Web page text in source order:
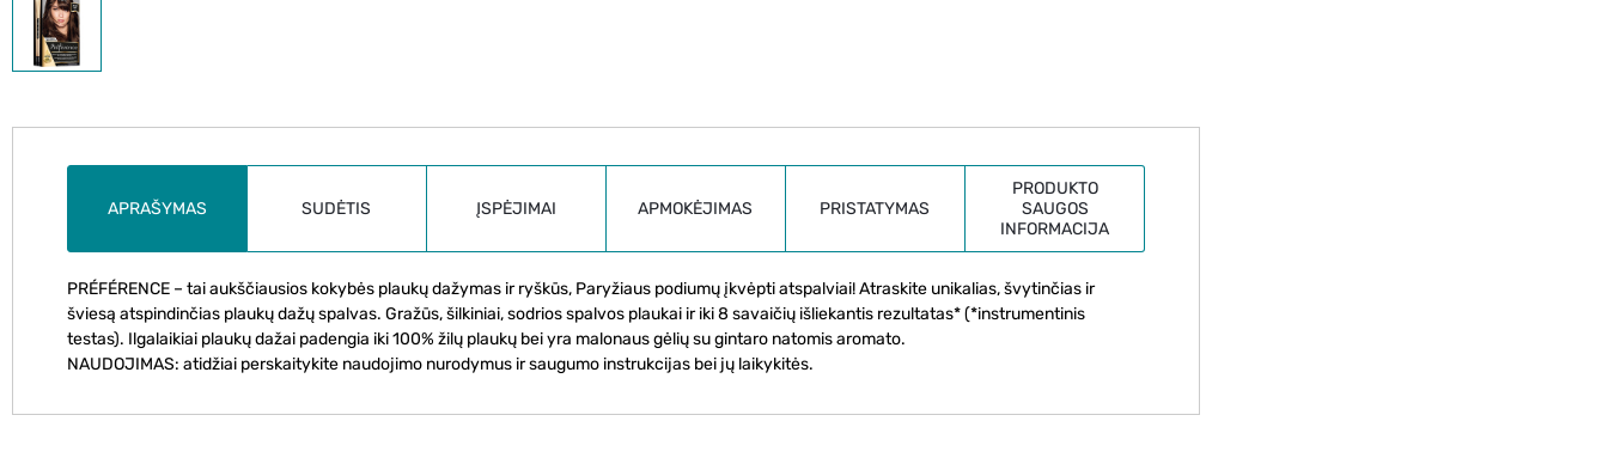
APRAŠYMAS SUDĖTIS ĮSPĖJIMAI APMOKĖJIMAS PRISTATYMAS
PRODUKTO
SAUGOS
INFORMACIJA
PRÉFÉRENCE – tai aukščiausios kokybės plaukų dažymas ir ryškūs, Paryžiaus podiumų įkvėpti atspalviai! Atraskite unikalias, švytinčias ir
šviesą atspindinčias plaukų dažų spalvas. Gražūs, šilkiniai, sodrios spalvos plaukai ir iki 8 savaičių išliekantis rezultatas* (*instrumentinis
testas). Ilgalaikiai plaukų dažai padengia iki 100% žilų plaukų bei yra malonaus gėlių su gintaro natomis aromato.
NAUDOJIMAS: atidžiai perskaitykite naudojimo nurodymus ir saugumo instrukcijas bei jų laikykitės.